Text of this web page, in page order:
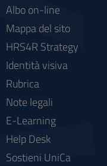
Albo on-line
Mappa del sito
HRS4R Strategy
Identità visiva
Rubrica
Note legali
E-Learning
Help Desk
Sostieni UniCa